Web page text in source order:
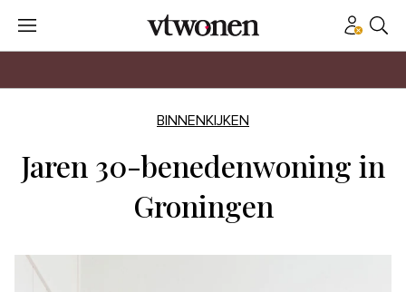
BINNENKIJKEN
Jaren 30-benedenwoning in
Groningen